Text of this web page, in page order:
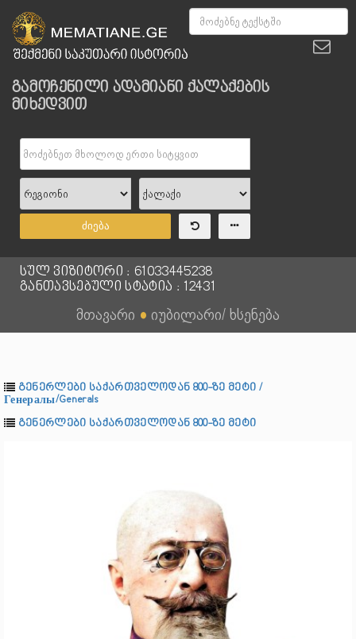
გამოჩენილი ადამიანი ქალაქების
მიხედვით
ძიება
სულ ვიზიტორი : 61033445238
განთავსებული სტატია : 12431
მთავარი ● იუბილარი/ ხსენება
გენერლები საქართველოდან 800-ზე მეტი /
Генералы/Generals
გენერლები საქართველოდან 800-ზე მეტი